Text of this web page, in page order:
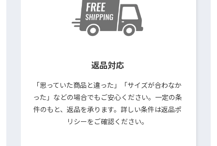
返品対応
「思っていた商品と違った」「サイズが合わなか
った」などの場合でもご安心ください。一定の条
件のもと、返品を承ります。詳しい条件は返品ポ
リシーをご確認ください。